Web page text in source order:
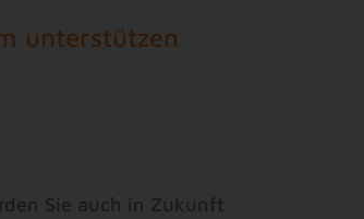
unterstützen
Sie auch in Zukunft